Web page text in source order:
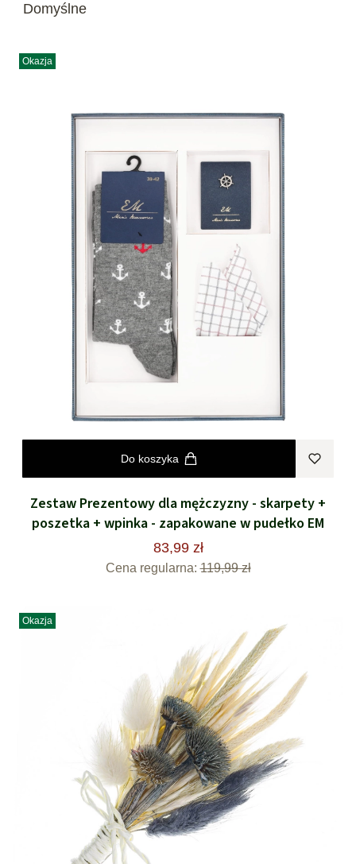
Domyślne
Okazja
Do koszyka
Zestaw Prezentowy dla mężczyzny - skarpety +
poszetka + wpinka - zapakowane w pudełko EM
83,99 zł
Cena regularna: 119,99 zł
Okazja